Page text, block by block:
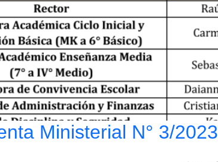
Ministerial N° 3/2023